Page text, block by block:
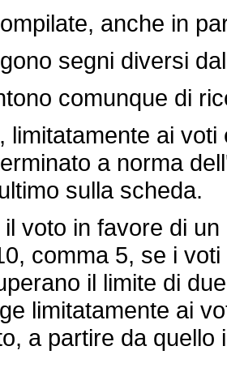
anche in
segni diversi
comunque di
ai voti
a norma
sulla scheda.
voto in favore di un
comma 5, se i
il limite di
limitatamente ai
a partire da